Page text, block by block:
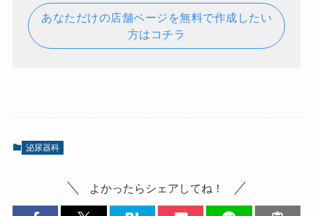
あなただけの店舗ページを無料で作成したい
方はコチラ
泌尿器科
よかったらシェアしてね！